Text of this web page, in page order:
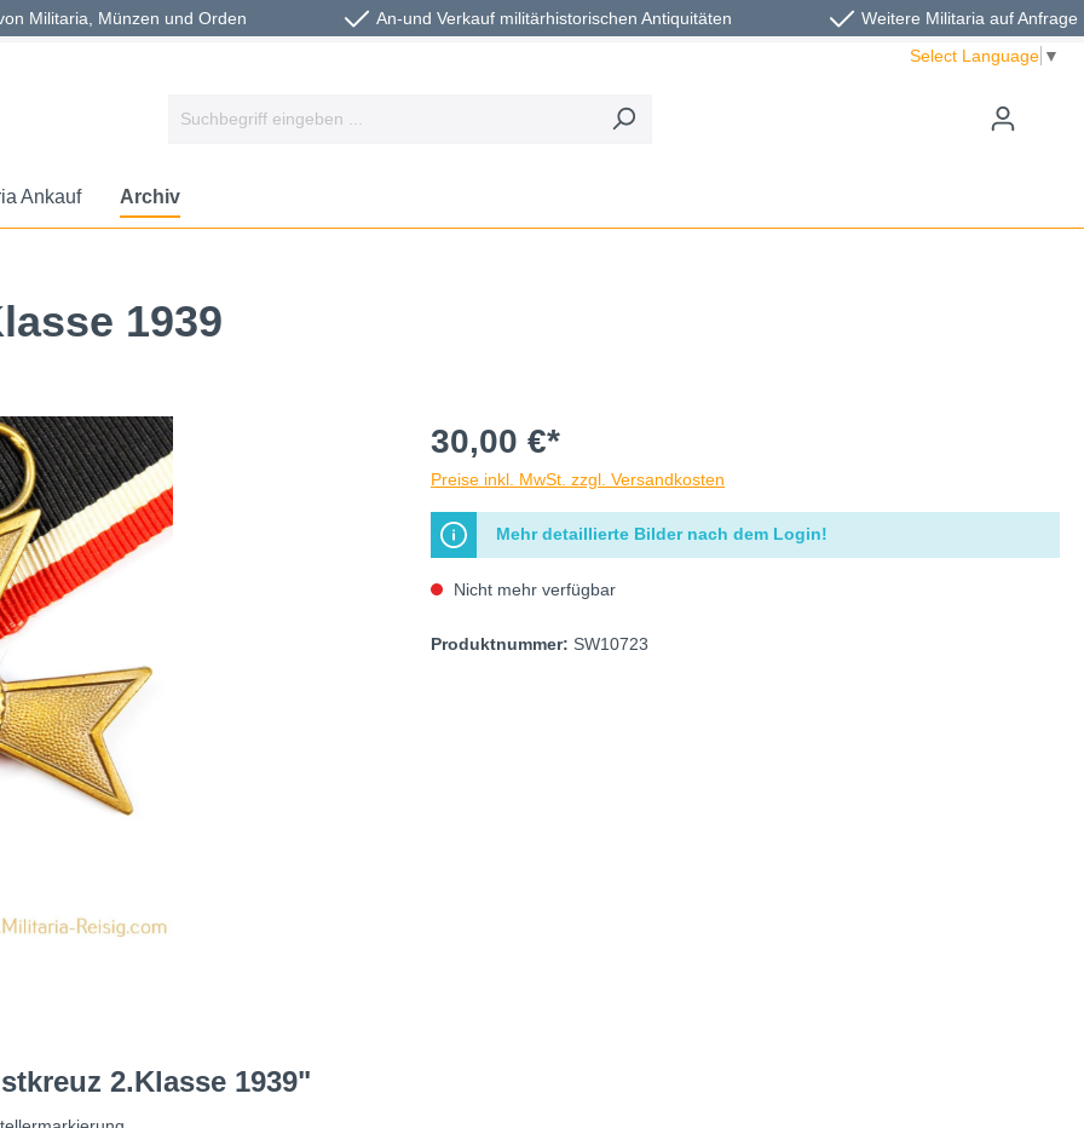
Militaria, Münzen und Orden An-und Verkauf militärhistorischen Antiquitäten
Weitere Militaria auf Anfrage
Select Language ▼
Ankauf Archiv
1939
30,00 €*
Preise inkl. MwSt. zzgl. Versandkosten
Mehr detaillierte Bilder nach dem Login!
Nicht mehr verfügbar
Produktnummer: SW10723
2.Klasse 1939"